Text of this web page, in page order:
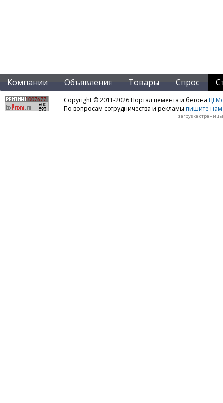
Компании Объявления Товары Спрос
Copyright © 2011-2026 Портал цемента и бетона
По вопросам сотрудничества и рекламы пишите нам
загрузка